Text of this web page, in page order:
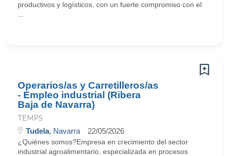
productivos y logísticos, con un fuerte compromiso con el
Operarios/as y Carretilleros/as
- Empleo industrial (Ribera
Baja de Navarra)
TEMPS
Tudela, Navarra 22/05/2026
¿Quiénes somos?Empresa en crecimiento del sector
industrial agroalimentario, especializada en procesos